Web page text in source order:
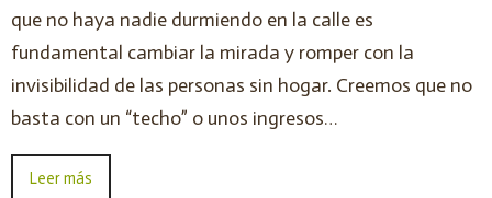
que no haya nadie durmiendo en la calle es
fundamental cambiar la mirada y romper con la
invisibilidad de las personas sin hogar. Creemos que no
basta con un “techo” o unos ingresos…
Leer más